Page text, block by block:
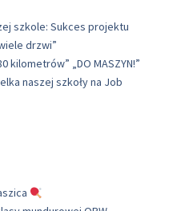
szkole: Sukces projektu
drzwi”
kilometrów” „DO MASZYN!”
naszej szkoły na Job